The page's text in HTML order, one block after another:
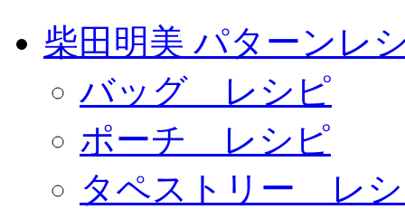
柴田明美 パターンレ
バッグ レシピ
ポーチ レシピ
タペストリー レ